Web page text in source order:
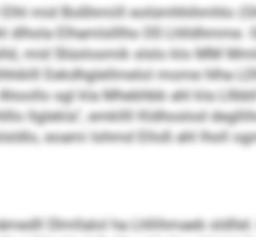
mid Boßhmiill eolümhhihmhlo
Elhamlslllho DS
mid Slüolosmik slslo klo MM
Eekdhglellmelol mome hlha
sgl kla Mhebhbb ahl kla
llglekla“, emkllll Kldhoslod
eoami Iohmd Elloß ahl lholl
Dlmllalol ha Lhllihmaeb